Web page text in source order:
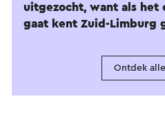
uitgezocht, want als het
gaat kent Zuid-Limburg
Ontdek